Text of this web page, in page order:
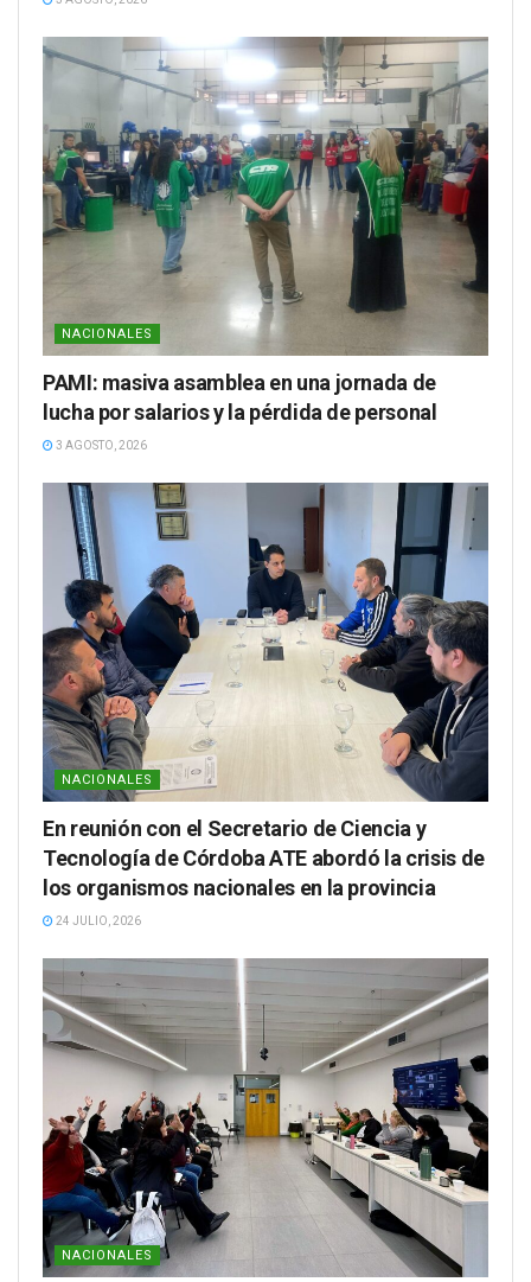
NACIONALES
PAMI: masiva asamblea en una jornada de
lucha por salarios y la pérdida de personal
3 AGOSTO, 2026
NACIONALES
En reunión con el Secretario de Ciencia y
Tecnología de Córdoba ATE abordó la crisis de
los organismos nacionales en la provincia
24 JULIO, 2026
NACIONALES